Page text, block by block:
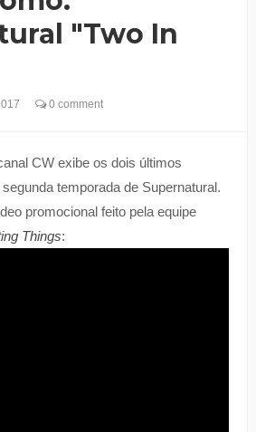
"Two In
0 comment
CW exibe os dois últimos
temporada de Supernatural.
promocional feito pela equipe
Things: